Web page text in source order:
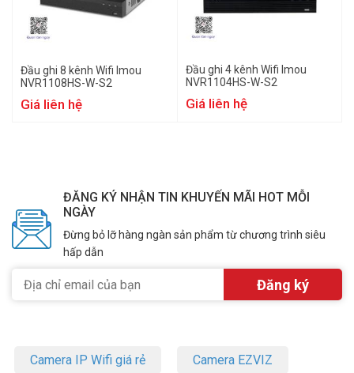
Đầu ghi 8 kênh Wifi Imou
NVR1108HS-W-S2
Giá liên hệ
Đầu ghi 4 kênh Wifi Imou
NVR1104HS-W-S2
Giá liên hệ
ĐĂNG KÝ NHẬN TIN KHUYẾN MÃI HOT MỖI
NGÀY
Đừng bỏ lỡ hàng ngàn sản phẩm từ chương trình siêu
hấp dẫn
Camera IP Wifi giá rẻ Camera EZVIZ